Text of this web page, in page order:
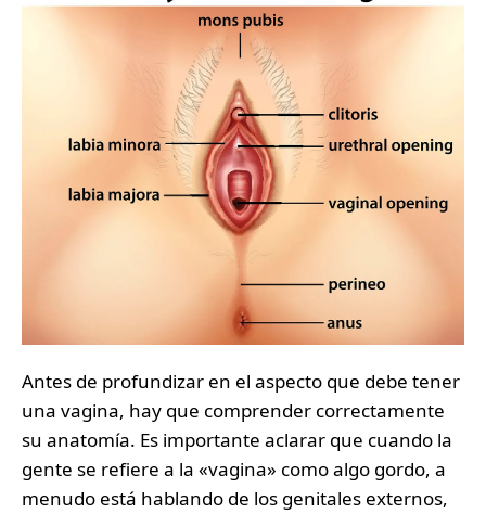
Antes de profundizar en el aspecto que debe tener
una vagina, hay que comprender correctamente
su anatomía. Es importante aclarar que cuando la
gente se refiere a la «vagina» como algo gordo, a
menudo está hablando de los genitales externos,